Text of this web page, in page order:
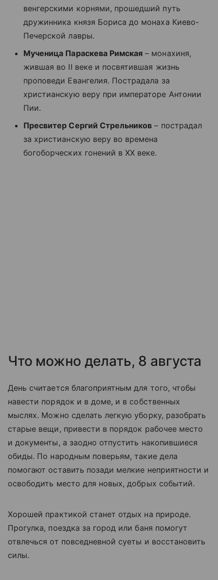
венгерскими корнями, прошедший путь
дружинника князя Бориса до монаха Киево-
Печерской лавры.
Мученица Параскева Римская – монахиня,
жившая во II веке и посвятившая жизнь
проповеди Евангелия. Пострадала за
христианскую веру при императоре Антонии
Пии.
Пресвитер Сергий Стрельников – пострадал
за христианскую веру во времена
богоборческих гонений в XX веке.
Что можно делать, 8 августа
День считается благоприятным для того, чтобы
навести порядок и в доме, и в собственных
мыслях. Можно сделать легкую уборку, разобрать
старые вещи, привести в порядок рабочее место
и документы, а заодно отпустить накопившиеся
обиды. По народным поверьям, такие дела
помогают оставить позади мелкие неприятности и
освободить место для новых, добрых событий.
Хорошей практикой станет отдых на природе.
Прогулка, поездка за город или баня помогут
отвлечься от повседневной суеты и восстановить
силы.